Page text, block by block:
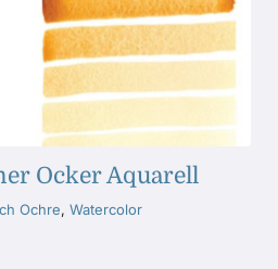
Ocker Aquarell
Ochre, Watercolor